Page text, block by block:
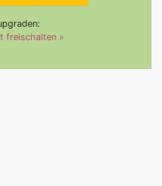
freischalten »